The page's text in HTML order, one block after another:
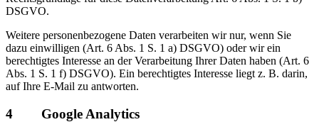
DSGVO.
Weitere personenbezogene Daten verarbeiten wir nur, wenn Sie
dazu einwilligen (Art. 6 Abs. 1 S. 1 a) DSGVO) oder wir ein
berechtigtes Interesse an der Verarbeitung Ihrer Daten haben (Art. 6
Abs. 1 S. 1 f) DSGVO). Ein berechtigtes Interesse liegt z. B. darin,
auf Ihre E-Mail zu antworten.
4 Google Analytics